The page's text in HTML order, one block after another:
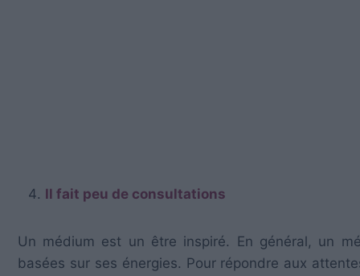
Il fait peu de consultations
Un médium est un être inspiré. En général, un
basées sur ses énergies. Pour répondre aux